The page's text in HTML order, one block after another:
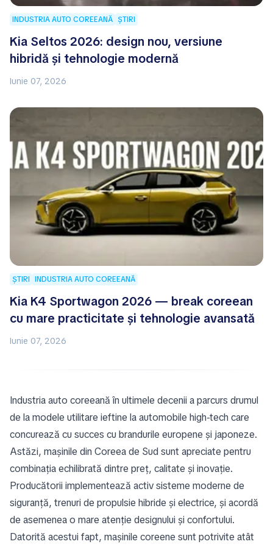
INDUSTRIA AUTO COREEANĂ ȘTIRI
Kia Seltos 2026: design nou, versiune
hibridă și tehnologie modernă
Iunie 07, 2026
ȘTIRI INDUSTRIA AUTO COREEANĂ
Kia K4 Sportwagon 2026 — break coreean
cu mare practicitate și tehnologie avansată
Iunie 07, 2026
Industria auto coreeană în ultimele decenii a parcurs drumul
de la modele utilitare ieftine la automobile high-tech care
concurează cu succes cu brandurile europene și japoneze.
Astăzi, mașinile din Coreea de Sud sunt apreciate pentru
combinația echilibrată dintre preț, calitate și inovație.
Producătorii implementează activ sisteme moderne de
siguranță, trenuri de propulsie hibride și electrice, și acordă
de asemenea o mare atenție designului și confortului.
Datorită acestui fapt, mașinile coreene sunt potrivite atât